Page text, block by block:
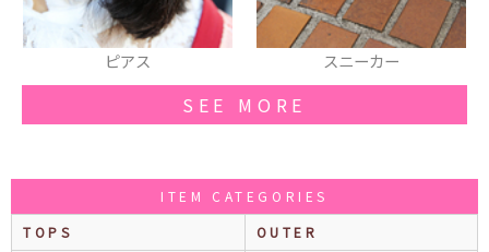
SEE MORE
ITEM CATEGORIES
TOPS
OUTER